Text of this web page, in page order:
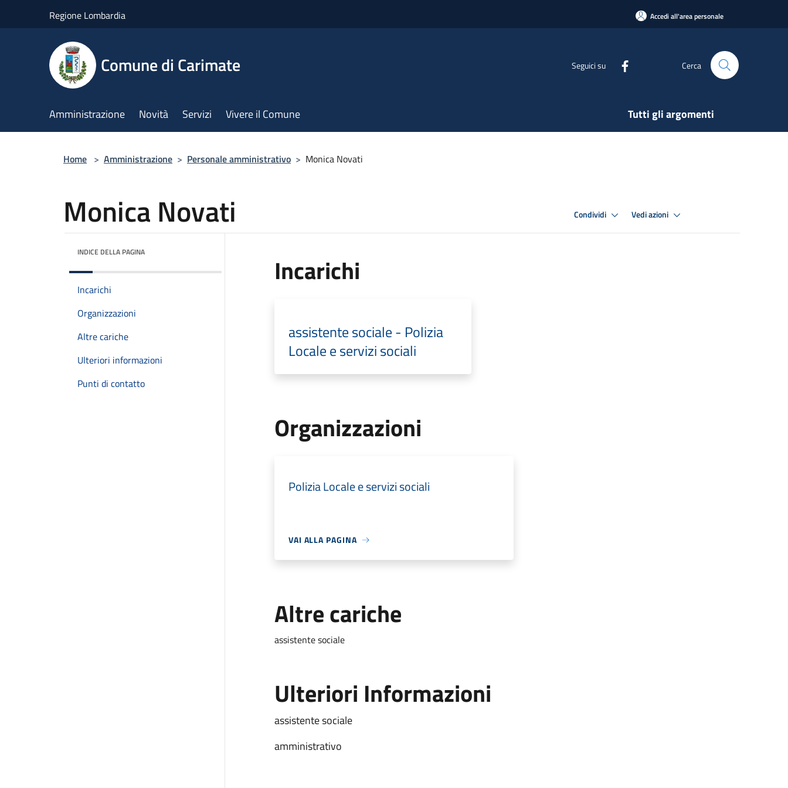
Regione Lombardia Accedi all'area personale
Comune di Carimate Seguici su Cerca
Amministrazione Novità Servizi Vivere il Comune Tutti gli argomenti
Home > Amministrazione > Personale amministrativo > Monica Novati
Monica Novati Condividi Vedi azioni
INDICE DELLA PAGINA
Incarichi
Organizzazioni
Altre cariche
Ulteriori informazioni
Punti di contatto
Incarichi
assistente sociale - Polizia
Locale e servizi sociali
Organizzazioni
Polizia Locale e servizi sociali
VAI ALLA PAGINA
Altre cariche
assistente sociale
Ulteriori Informazioni
assistente sociale
amministrativo